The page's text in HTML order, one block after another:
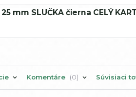
mm SLUČKA čierna CELÝ
Komentáre 0 Súvisiaci